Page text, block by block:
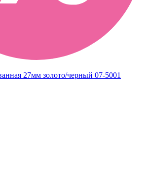
27мм золото/черный 07-5001